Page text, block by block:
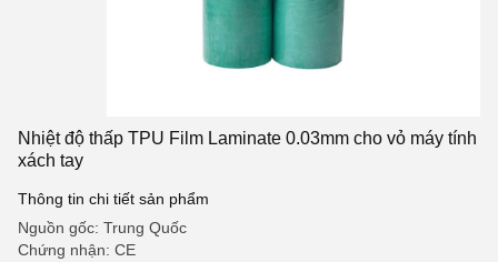
Nhiệt độ thấp TPU Film Laminate 0.03mm cho vỏ máy tính
xách tay
Thông tin chi tiết sản phẩm
Nguồn gốc: Trung Quốc
Chứng nhận: CE